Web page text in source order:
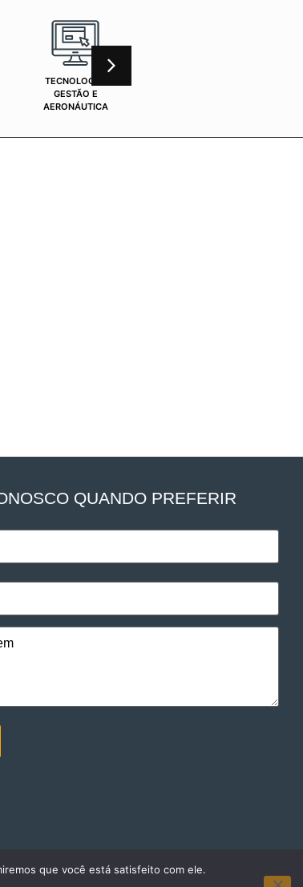
TECNOLOGIA,
GESTÃO E
AERONÁUTICA
QUANDO PREFERIR
que você está satisfeito com ele.